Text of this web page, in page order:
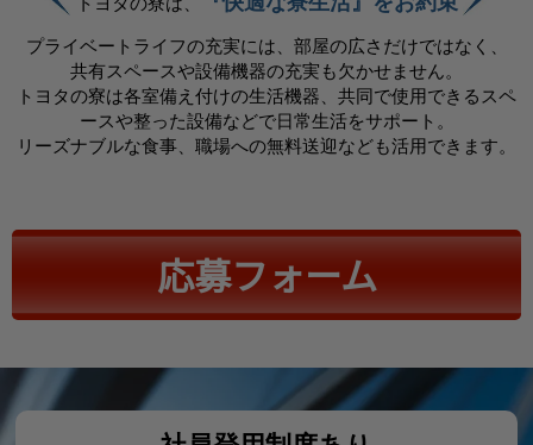
プライベートライフの充実には、部屋の広さだけではなく、
共有スペースや設備機器の充実も欠かせません。
トヨタの寮は各室備え付けの生活機器、共同で使用できるスペ
ースや整った設備などで日常生活をサポート。
リーズナブルな食事、職場への無料送迎なども活用できます。
応募フォーム